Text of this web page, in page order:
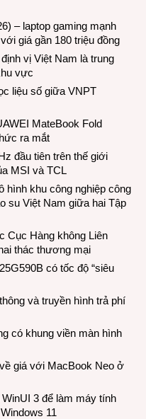
– laptop gaming mạnh
giá gần 180 triệu đồng
vị Việt Nam là trung
vực
liệu số giữa VNPT
MateBook Fold
ra mắt
đầu tiên trên thế giới
MSI và TCL
hình khu công nghiệp công
su Việt Nam giữa hai Tập
Cục Hàng không Liên
thác thương mại
có tốc độ “siêu
và truyền hình trả phí
có khung viền màn hình
giá với MacBook Neo ở
3 để làm máy tính
11